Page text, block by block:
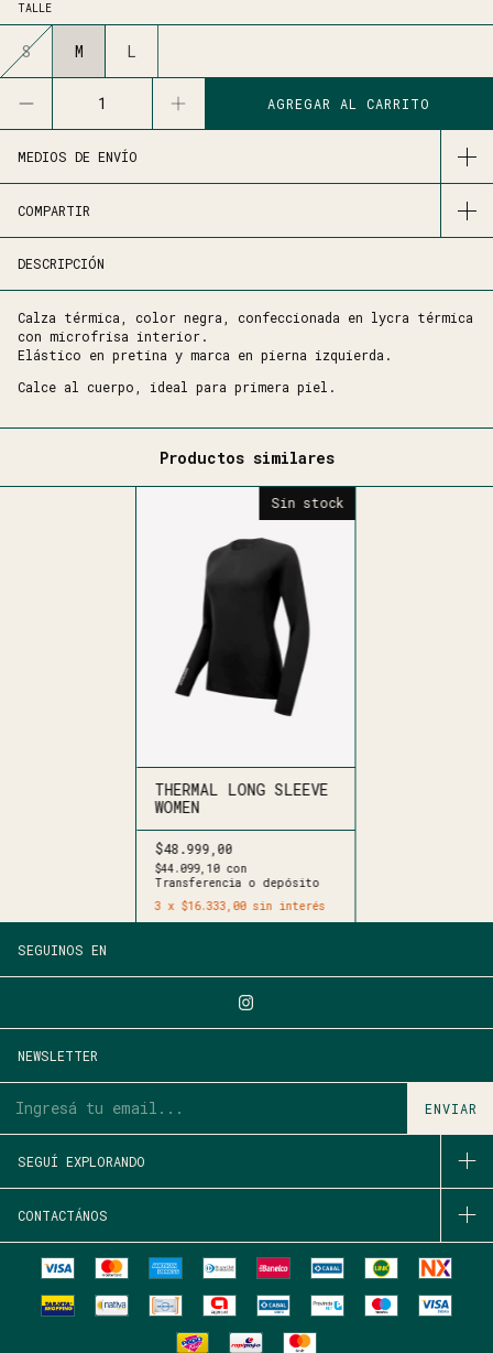
TALLE
S M L
MEDIOS DE ENVÍO
COMPARTIR
DESCRIPCIÓN
Calza térmica, color negra, confeccionada en lycra térmica
con microfrisa interior.
Elástico en pretina y marca en pierna izquierda.
Calce al cuerpo, ideal para primera piel.
Productos similares
Sin stock
THERMAL LONG SLEEVE
WOMEN
$48.999,00
$44.099,10 con
Transferencia o depósito
3 x $16.333,00 sin interés
SEGUINOS EN
NEWSLETTER
SEGUÍ EXPLORANDO
CONTACTÁNOS